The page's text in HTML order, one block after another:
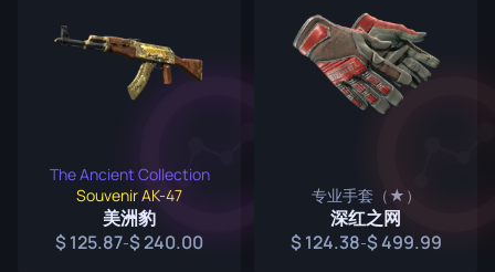
The Ancient Collection
Souvenir AK-47
美洲豹
125.87- 240.00
专业手套（★）
深红之网
124.38- 499.99